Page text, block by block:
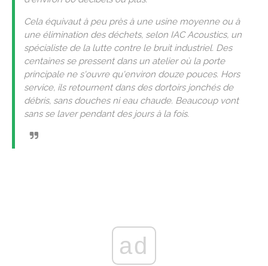
Cela équivaut à peu près à une usine moyenne ou à
une élimination des déchets, selon IAC Acoustics, un
spécialiste de la lutte contre le bruit industriel. Des
centaines se pressent dans un atelier où la porte
principale ne s'ouvre qu'environ douze pouces. Hors
service, ils retournent dans des dortoirs jonchés de
débris, sans douches ni eau chaude. Beaucoup vont
sans se laver pendant des jours à la fois.
ad